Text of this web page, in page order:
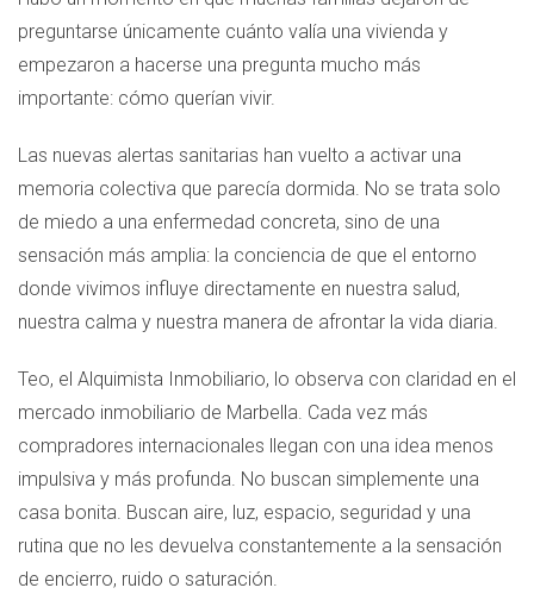
preguntarse únicamente cuánto valía una vivienda y
empezaron a hacerse una pregunta mucho más
importante: cómo querían vivir.
Las nuevas alertas sanitarias han vuelto a activar una
memoria colectiva que parecía dormida. No se trata solo
de miedo a una enfermedad concreta, sino de una
sensación más amplia: la conciencia de que el entorno
donde vivimos influye directamente en nuestra salud,
nuestra calma y nuestra manera de afrontar la vida diaria.
Teo, el Alquimista Inmobiliario, lo observa con claridad en el
mercado inmobiliario de Marbella. Cada vez más
compradores internacionales llegan con una idea menos
impulsiva y más profunda. No buscan simplemente una
casa bonita. Buscan aire, luz, espacio, seguridad y una
rutina que no les devuelva constantemente a la sensación
de encierro, ruido o saturación.